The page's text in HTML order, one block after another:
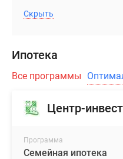
Скрыть
Ипотека
Все программы
Центр-инвест
Программа
Семейная ипотека